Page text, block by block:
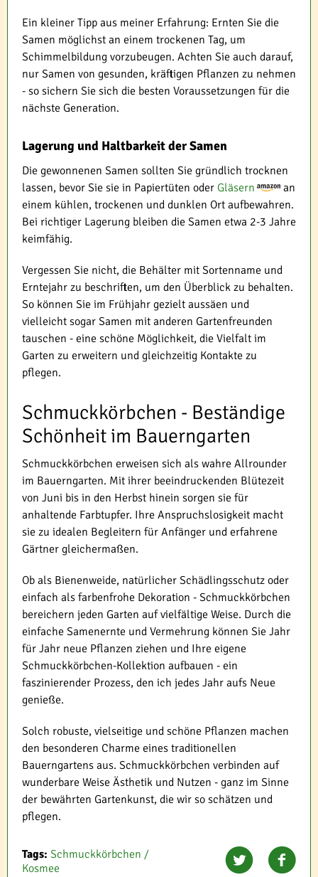
Ein kleiner Tipp aus meiner Erfahrung: Ernten Sie die
Samen möglichst an einem trockenen Tag, um
Schimmelbildung vorzubeugen. Achten Sie auch darauf,
nur Samen von gesunden, kräftigen Pflanzen zu nehmen
- so sichern Sie sich die besten Voraussetzungen für die
nächste Generation.
Lagerung und Haltbarkeit der Samen
Die gewonnenen Samen sollten Sie gründlich trocknen
lassen, bevor Sie sie in Papiertüten oder Gläsern
an
einem kühlen, trockenen und dunklen Ort aufbewahren.
Bei richtiger Lagerung bleiben die Samen etwa 2-3 Jahre
keimfähig.
Vergessen Sie nicht, die Behälter mit Sortenname und
Erntejahr zu beschriften, um den Überblick zu behalten.
So können Sie im Frühjahr gezielt aussäen und
vielleicht sogar Samen mit anderen Gartenfreunden
tauschen - eine schöne Möglichkeit, die Vielfalt im
Garten zu erweitern und gleichzeitig Kontakte zu
pflegen.
Schmuckkörbchen - Beständige
Schönheit im Bauerngarten
Schmuckkörbchen erweisen sich als wahre Allrounder
im Bauerngarten. Mit ihrer beeindruckenden Blütezeit
von Juni bis in den Herbst hinein sorgen sie für
anhaltende Farbtupfer. Ihre Anspruchslosigkeit macht
sie zu idealen Begleitern für Anfänger und erfahrene
Gärtner gleichermaßen.
Ob als Bienenweide, natürlicher Schädlingsschutz oder
einfach als farbenfrohe Dekoration - Schmuckkörbchen
bereichern jeden Garten auf vielfältige Weise. Durch die
einfache Samenernte und Vermehrung können Sie Jahr
für Jahr neue Pflanzen ziehen und Ihre eigene
Schmuckkörbchen-Kollektion aufbauen - ein
faszinierender Prozess, den ich jedes Jahr aufs Neue
genieße.
Solch robuste, vielseitige und schöne Pflanzen machen
den besonderen Charme eines traditionellen
Bauerngartens aus. Schmuckkörbchen verbinden auf
wunderbare Weise Ästhetik und Nutzen - ganz im Sinne
der bewährten Gartenkunst, die wir so schätzen und
pflegen.
Tags: Schmuckkörbchen /
Kosmee